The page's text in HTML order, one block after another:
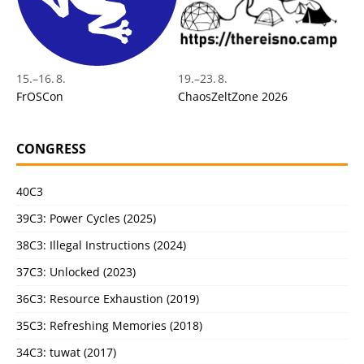
15.–16. 8.
FrOSCon
19.–23. 8.
ChaosZeltZone 2026
CONGRESS
40C3
39C3: Power Cycles (2025)
38C3: Illegal Instructions (2024)
37C3: Unlocked (2023)
36C3: Resource Exhaustion (2019)
35C3: Refreshing Memories (2018)
34C3: tuwat (2017)